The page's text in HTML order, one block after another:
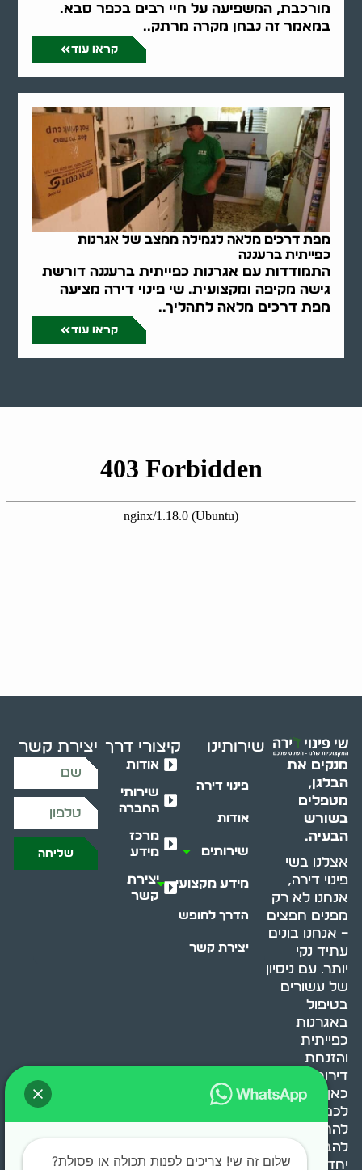
מורכבת, המשפיעה על חיי רבים בכפר סבא.
במאמר זה נבחן מקרה מרתק..
קראו עוד
מפת דרכים מלאה לגמילה ממצב של אגרנות
כפייתית ברעננה
התמודדות עם אגרנות כפייתית ברעננה דורשת
גישה מקיפה ומקצועית. שי פינוי דירה מציעה
מפת דרכים מלאה לתהליך..
קראו עוד
מנקים את
הבלגן,
מטפלים
בשורש
הבעיה.
אצלנו בשי
פינוי דירה,
אנחנו לא רק
מפנים חפצים
– אנחנו בונים
עתיד נקי
יותר. עם ניסיון
של עשורים
בטיפול
באגרנות
כפייתית
והזנחת
דירות, אנחנו
כאן כדי לעזור
לכם
להתמודד,
להבין ולשנות.
יחד, ניצור
שירותינו
פינוי דירה
אודות
שירותים
מידע מקצועי
הדרך לחופש
יצירת קשר
קיצורי דרך
אודות
שירותי
החברה
מרכז
מידע
יצירת
קשר
יצירת קשר
שליחה
שלום זה שי! צריכים לפנות תכולה או פסולת?